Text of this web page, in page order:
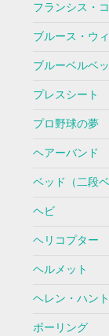
フランシス・
ブルース・ウ
ブルーベルベ
プレスシート
プロ野球の夢
ヘアーバンド
ベッド（二段
ヘビ
ヘリコプター
ヘルメット
ヘレン・ハント
ボーリング